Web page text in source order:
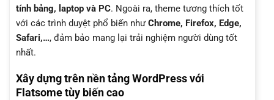
tính bảng, laptop và PC. Ngoài ra, theme tương thích tốt
với các trình duyệt phổ biến nhưChrome, Firefox, Edge,
Safari,…, đảm bảo mang lại trải nghiệm người dùng tốt
nhất.
Xây dựng trên nền tảng WordPress với
Flatsome tùy biến cao